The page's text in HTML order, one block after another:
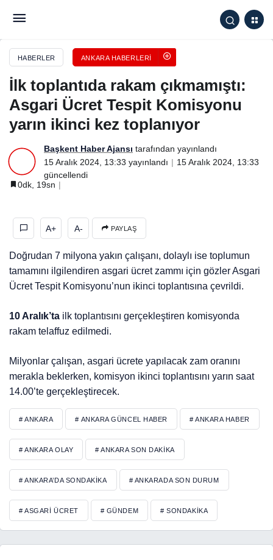
HABERLER ANKARA HABERLERI
İlk toplantıda rakam çıkmamıştı:
Asgari Ücret Tespit Komisyonu
yarın ikinci kez toplanıyor
Başkent Haber Ajansı tarafından yayınlandı
15 Aralık 2024, 13:33 yayınlandı
15 Aralık 2024, 13:33
güncellendi
0dk, 19sn
A+ A- PAYLAŞ
Doğrudan 7 milyona yakın çalışanı, dolaylı ise toplumun
tamamını ilgilendiren asgari ücret zammı için gözler Asgari
Ücret Tespit Komisyonu’nun ikinci toplantısına çevrildi.
10 Aralık’ta ilk toplantısını gerçekleştiren komisyonda
rakam telaffuz edilmedi.
Milyonlar çalışan, asgari ücrete yapılacak zam oranını
merakla beklerken, komisyon ikinci toplantısını yarın saat
14.00’te gerçekleştirecek.
İlk toplantıda rakam çıkmamıştı: Asgari Ücret Tespit
Komisyonu yarın ikinci kez toplanıyor
# ANKARA # ANKARA GÜNCEL HABER # ANKARA HABER
# ANKARA OLAY # ANKARA SON DAKIKA
# ANKARA’DA SONDAKIKA # ANKARADA SON DURUM
# ASGARI ÜCRET # GÜNDEM # SONDAKIKA